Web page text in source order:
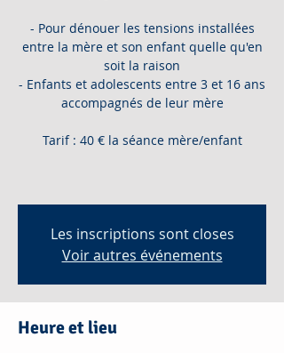
- Pour dénouer les tensions installées
entre la mère et son enfant quelle qu'en
soit la raison
- Enfants et adolescents entre 3 et 16 ans
accompagnés de leur mère
Tarif : 40 € la séance mère/enfant
Les inscriptions sont closes
Voir autres événements
Heure et lieu